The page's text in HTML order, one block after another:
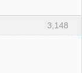
3,148